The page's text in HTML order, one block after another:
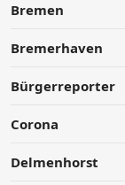
Bremen
Bremerhaven
Bürgerreporter
Corona
Delmenhorst